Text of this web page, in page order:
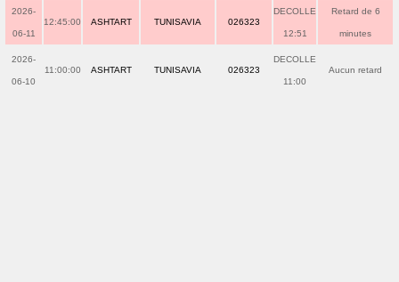
2026-
06-11
12:45:00 ASHTART TUNISAVIA 026323
DECOLLE
12:51
Retard de 6
minutes
2026-
06-10
11:00:00 ASHTART TUNISAVIA 026323
DECOLLE
11:00
Aucun retard